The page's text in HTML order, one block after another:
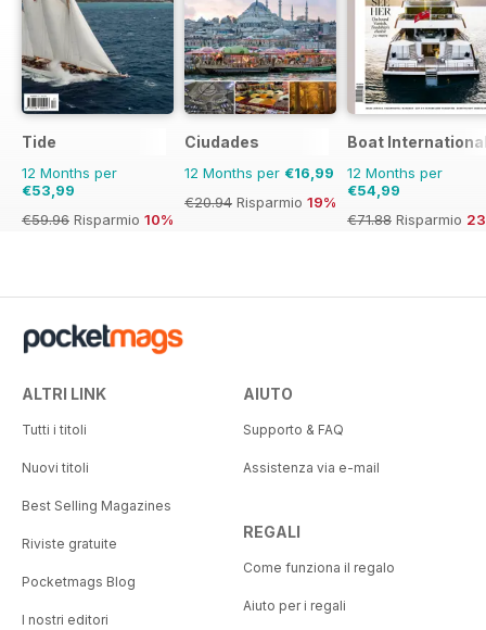
Tide
12 Months per
€53,99
€59.96 Risparmio 10%
Ciudades
12 Months per €16,99
€20.94 Risparmio 19%
Boat
12 Months per
€54,99
€71.88 Risparmio
ALTRI LINK
Tutti i titoli
Nuovi titoli
Best Selling Magazines
Riviste gratuite
Pocketmags Blog
I nostri editori
AIUTO
Supporto & FAQ
Assistenza via e-mail
REGALI
Come funziona il regalo
Aiuto per i regali